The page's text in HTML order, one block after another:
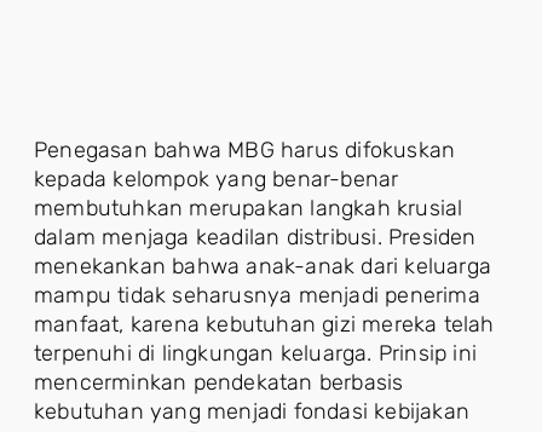
Penegasan bahwa MBG harus difokuskan
kepada kelompok yang benar-benar
membutuhkan merupakan langkah krusial
dalam menjaga keadilan distribusi. Presiden
menekankan bahwa anak-anak dari keluarga
mampu tidak seharusnya menjadi penerima
manfaat, karena kebutuhan gizi mereka telah
terpenuhi di lingkungan keluarga. Prinsip ini
mencerminkan pendekatan berbasis
kebutuhan yang menjadi fondasi kebijakan